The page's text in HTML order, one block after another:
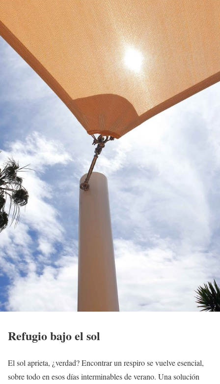
Refugio bajo el sol
El sol aprieta, ¿verdad? Encontrar un respiro se vuelve esencial,
sobre todo en esos días interminables de verano. Una solución